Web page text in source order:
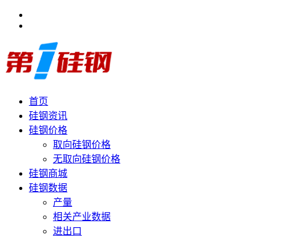
首页
硅钢资讯
硅钢价格
取向硅钢价格
无取向硅钢价格
硅钢商城
硅钢数据
产量
相关产业数据
进出口